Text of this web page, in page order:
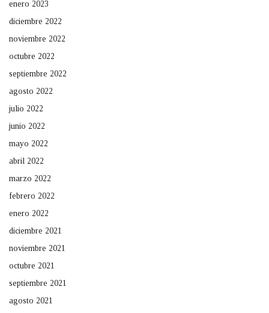
enero 2023
diciembre 2022
noviembre 2022
octubre 2022
septiembre 2022
agosto 2022
julio 2022
junio 2022
mayo 2022
abril 2022
marzo 2022
febrero 2022
enero 2022
diciembre 2021
noviembre 2021
octubre 2021
septiembre 2021
agosto 2021